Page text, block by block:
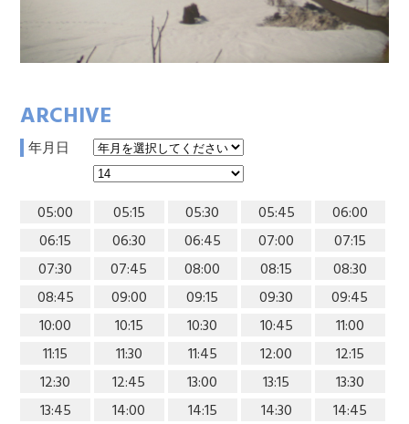
ARCHIVE
年月日
05:00 05:15 05:30 05:45
06:00
06:15
06:30 06:45 07:00
07:15
07:30
07:45 08:00 08:15
08:30
08:45
09:00 09:15 09:30
09:45
10:00
10:15 10:30 10:45
11:00
11:15
11:30 11:45 12:00
12:15
12:30
12:45 13:00 13:15
13:30
13:45
14:00 14:15 14:30
14:45